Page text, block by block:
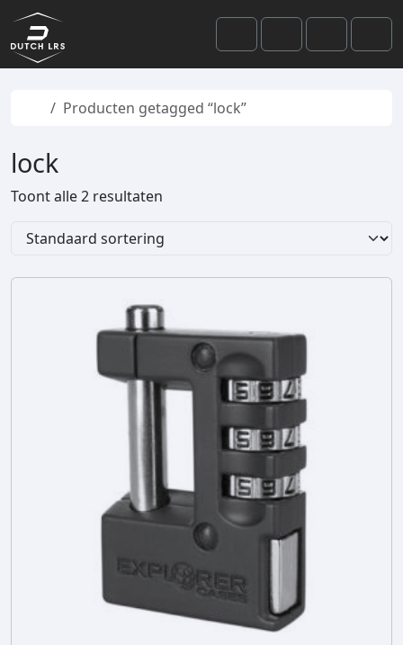
Skip to content
Skip to footer
SearchAccount
Cart
Home
Producten getagged “lock”
lock
Toont alle 2 resultaten